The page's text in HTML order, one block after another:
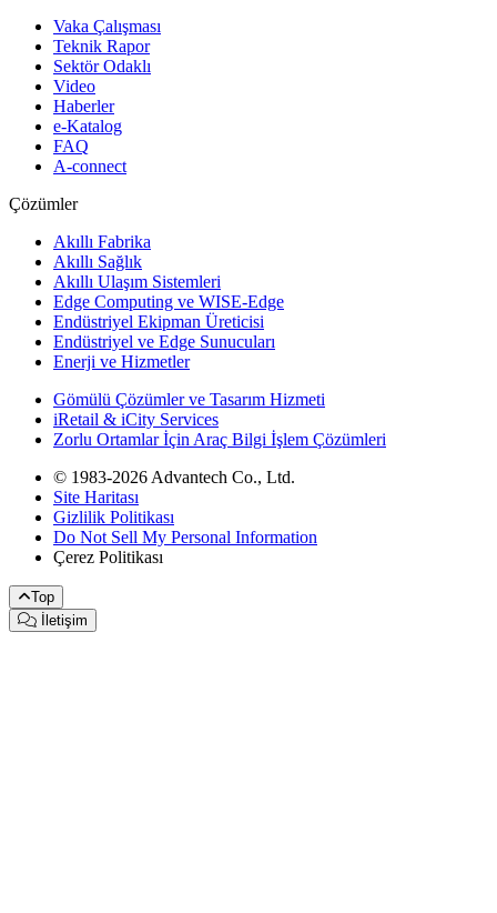
Vaka Çalışması
Teknik Rapor
Sektör Odaklı
Video
Haberler
e-Katalog
FAQ
A-connect
Çözümler
Akıllı Fabrika
Akıllı Sağlık
Akıllı Ulaşım Sistemleri
Edge Computing ve WISE-Edge
Endüstriyel Ekipman Üreticisi
Endüstriyel ve Edge Sunucuları
Enerji ve Hizmetler
Gömülü Çözümler ve Tasarım Hizmeti
iRetail & iCity Services
Zorlu Ortamlar İçin Araç Bilgi İşlem Çözümleri
© 1983-2026 Advantech Co., Ltd.
Site Haritası
Gizlilik Politikası
Do Not Sell My Personal Information
Çerez Politikası
Top
İletişim